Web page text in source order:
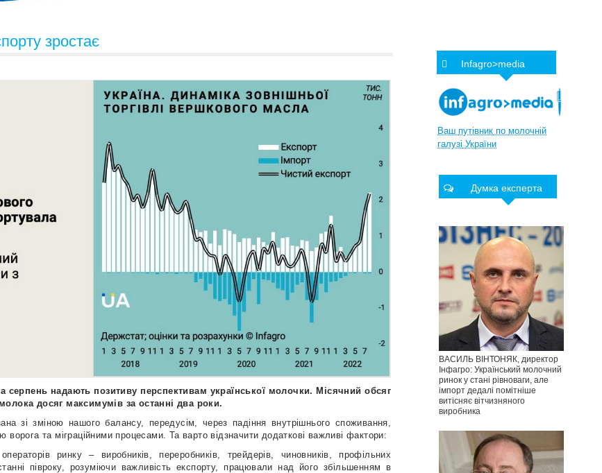
зростає
серпень надають позитиву перспективам української молочки.Місячний обсяг
досяг максимумів за останні два роки.
зі зміною нашого балансу, передусім, через падіння внутрішнього споживання,
ворога та міграційними процесами. Та варто відзначити додаткові важливі фактори:
ринку – виробників, переробників, трейдерів, чиновників, профільних
півроку, розуміючи важливість експорту, працювали над його збільшенням в
Infagro>media
Ваш путівник по молочній
галузі України
Думка експерта
ВАСИЛЬ ВІНТОНЯК, директор
Інфагро: Український молочний
ринок у стані рівноваги, але
імпорт дедалі помітніше
витісняє вітчизняного
виробника